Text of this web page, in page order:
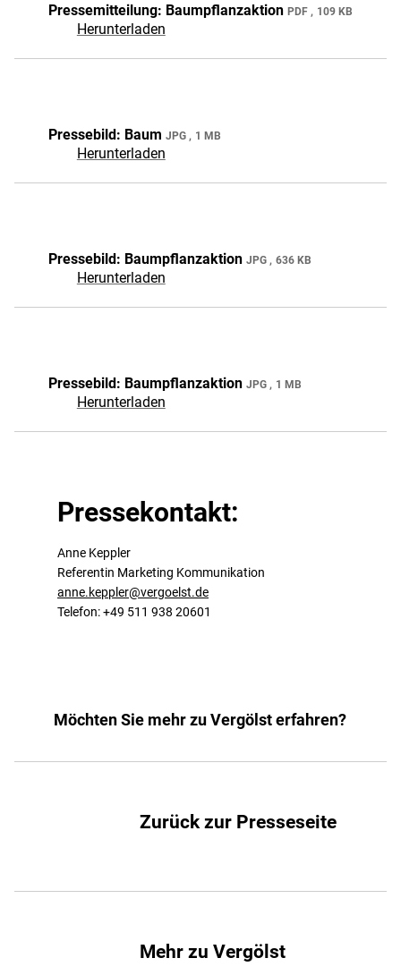
Pressemitteilung: Baumpflanzaktion PDF 109 KB
Herunterladen
Pressebild: Baum JPG 1 MB
Herunterladen
Pressebild: Baumpflanzaktion JPG 636 KB
Herunterladen
Pressebild: Baumpflanzaktion JPG 1 MB
Herunterladen
Pressekontakt:
Anne Keppler
Referentin Marketing Kommunikation
anne.keppler@vergoelst.de
Telefon: +49 511 938 20601
Möchten Sie mehr zu Vergölst erfahren?
Zurück zur Presseseite
Mehr zu Vergölst